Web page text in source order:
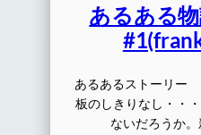
あるある
あるあるストーリー
板のしきりなし・・
ないだろうか